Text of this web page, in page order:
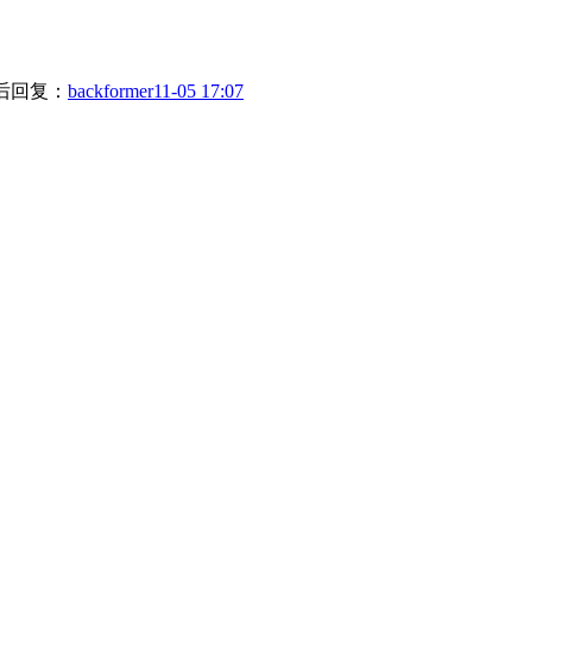
回复： backformer11-05 17:07